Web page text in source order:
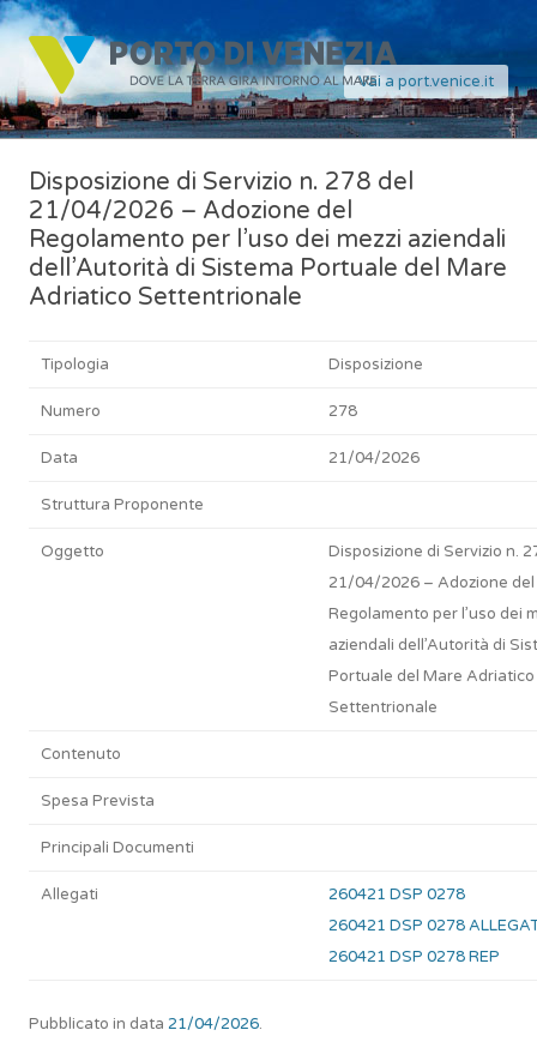
Vai a port.venice.it
Disposizione di Servizio n. 278 del
21/04/2026 – Adozione del
Regolamento per l’uso dei mezzi aziendali
dell’Autorità di Sistema Portuale del Mare
Adriatico Settentrionale
Tipologia Disposizione
Numero 278
Data 21/04/2026
Struttura Proponente
Oggetto
Disposizione di Servizio n.
21/04/2026 – Adozione del
Regolamento per l’uso dei
aziendali dell’Autorità di
Portuale del Mare Adriatico
Settentrionale
Contenuto
Spesa Prevista
Principali Documenti
Allegati
260421 DSP 0278
260421 DSP 0278
260421 DSP 0278 REP
Pubblicato in data 21/04/2026.